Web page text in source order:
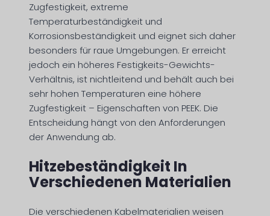
Zugfestigkeit, extreme
Temperaturbeständigkeit und
Korrosionsbeständigkeit und eignet sich daher
besonders für raue Umgebungen. Er erreicht
jedoch ein höheres Festigkeits-Gewichts-
Verhältnis, ist nichtleitend und behält auch bei
sehr hohen Temperaturen eine höhere
Zugfestigkeit – Eigenschaften von PEEK. Die
Entscheidung hängt von den Anforderungen
der Anwendung ab.
Hitzebeständigkeit In
Verschiedenen Materialien
Die verschiedenen Kabelmaterialien weisen